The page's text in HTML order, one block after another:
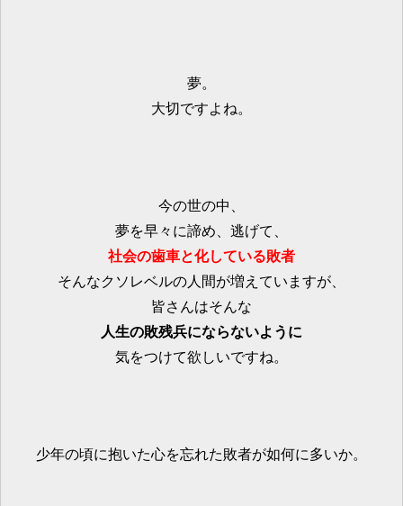
夢。
大切ですよね。
今の世の中、
夢を早々に諦め、逃げて、
社会の歯車と化している敗者
そんなクソレベルの人間が増えていますが、
皆さんはそんな
人生の敗残兵にならないように
気をつけて欲しいですね。
少年の頃に抱いた心を忘れた敗者が如何に多いか。